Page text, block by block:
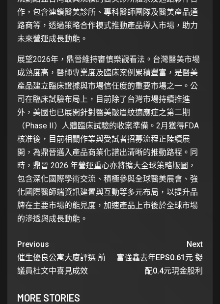
作，包含連鎖醫美診所、專科醫師團隊及醫美產品通
路商等，透過策略合作模式推動產品導入市場，助力
未來營運成長動能。
展望2026年，鼎晉維持審慎樂觀看法。台灣醫美市場
成熟度高，醫師專業度及臨床案例累積豐富，是醫美
產品建立臨床證據與市場信任度的重要市場之一。公
司在臨床試驗布局上，目前除了台灣市場持續推進
外，美國也已展開針對醫美皺眉紋適應症之第二期
（Phase II）人體臨床試驗的收案準備。2月獲得FDA
核准後，目前相關作業與受試者招募流程正陸續展
開，為鼎晉邁入產品商業化譜出清晰的推動路程。同
時，鼎晉 2026 年營運重心亦將擴大全球策略版圖，
包含深化國際學術交流、積極參與全球醫美展會、強
化國際醫師端資訊建置與互動等多元布局，以提升品
牌在主要市場的能見度，加速產品上市後於全球市場
的滲透與成長動能。
Previous
催生優良公寓大廈評選 前
議員杜文中喜見成效
Next
富強鑫去年EPS0.61元 擬
配0.4元現金股利
MORE STORIES